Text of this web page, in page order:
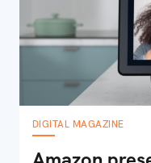
DIGITAL MAGAZINE